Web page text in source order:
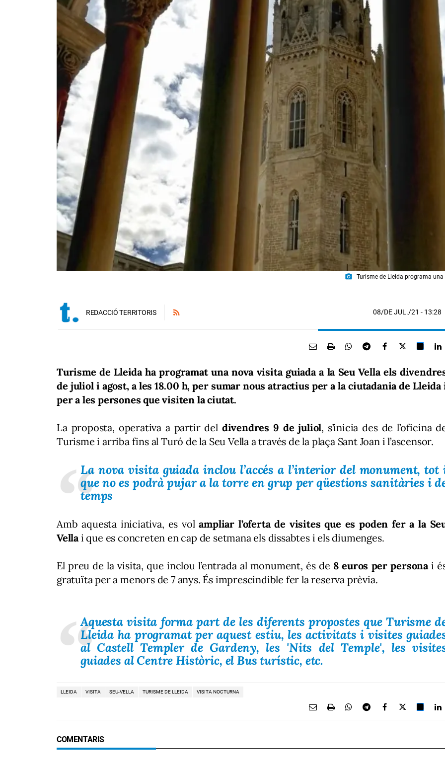
photo_camera Turisme de Lleida programa
REDACCIÓ TERRITORIS 08/DE JUL./21 - 13:28
Turisme de Lleida ha programat una nova visita guiada a la Seu Vella els
de juliol i agost, a les 18.00 h, per sumar nous atractius per a la ciutadania de Lleida
per a les persones que visiten la ciutat.
La proposta, operativa a partir del divendres 9 de juliol, s’inicia des de l’oficina
Turisme i arriba fins al Turó de la Seu Vella a través de la plaça Sant Joan i l’ascensor.
La nova visita guiada inclou l’accés a l’interior del monument, tot
que no es podrà pujar a la torre en grup per qüestions sanitàries i
temps
Amb aquesta iniciativa, es volampliar l’oferta de visites que es poden fer a la
Vella i que es concreten en cap de setmana els dissabtes i els diumenges.
El preu de la visita, que inclou l’entrada al monument, és de 8 euros per personai
gratuïta per a menors de 7 anys. És imprescindible fer la reserva prèvia.
Aquesta visita forma part de les diferents propostes que Turisme
Lleida ha programat per aquest estiu, les activitats i visites
al Castell Templer de Gardeny, les 'Nits del Temple', les
guiades al Centre Històric, el Bus turístic, etc.
LLEIDA VISITA SEU-VELLA TURISME DE LLEIDA VISITA NOCTURNA
COMENTARIS